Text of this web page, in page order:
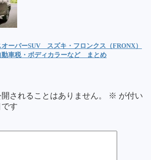
ーバーSUV スズキ・フロンクス（FRONX）
動車税・ボディカラーなど まとめ
されることはありません。 ※ が付い
す